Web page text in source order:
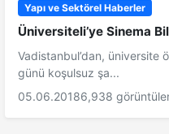
Yapı ve Sektörel Haberler
Üniversiteli’ye Sinema
Vadistanbul’dan, üniversite
günü koşulsuz şa...
05.06.20186,938